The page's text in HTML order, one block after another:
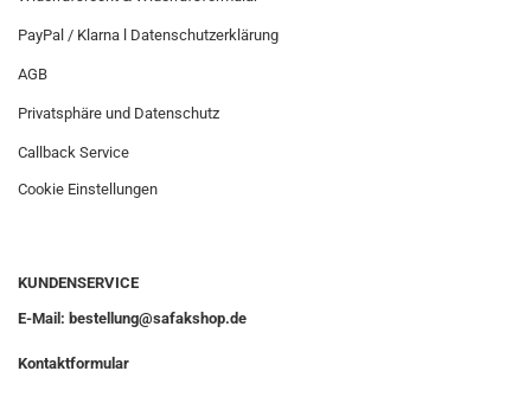
PayPal / Klarna l Datenschutzerklärung
AGB
Privatsphäre und Datenschutz
Callback Service
Cookie Einstellungen
KUNDENSERVICE
E-Mail: bestellung@safakshop.de
Kontaktformular